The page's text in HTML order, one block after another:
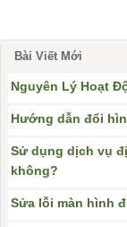
Bài Viết Mới
Nguyên Lý Hoạt
Hướng dẫn đổi
Sử dụng dịch vụ
không?
Sửa lỗi màn hình